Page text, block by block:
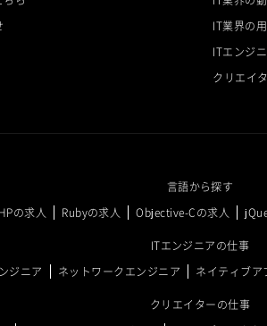
IT業界の
ITエンジ
クリエイ
言語から探す
の求人 Rubyの求人 Objective-Cの求人
ITエンジニアの仕事
ジニア ネットワークエンジニア ネイティブア
クリエイターの仕事